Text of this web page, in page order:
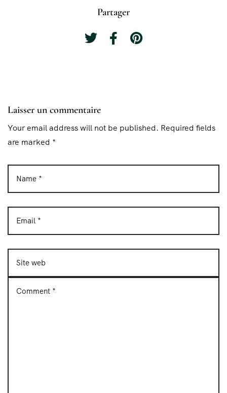
Partager
Laisser un commentaire
Your email address will not be published. Required fields
are marked *